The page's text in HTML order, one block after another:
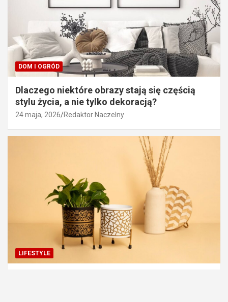
DOM I OGRÓD
Dlaczego niektóre obrazy stają się częścią
stylu życia, a nie tylko dekoracją?
24 maja, 2026 Redaktor Naczelny
LIFESTYLE